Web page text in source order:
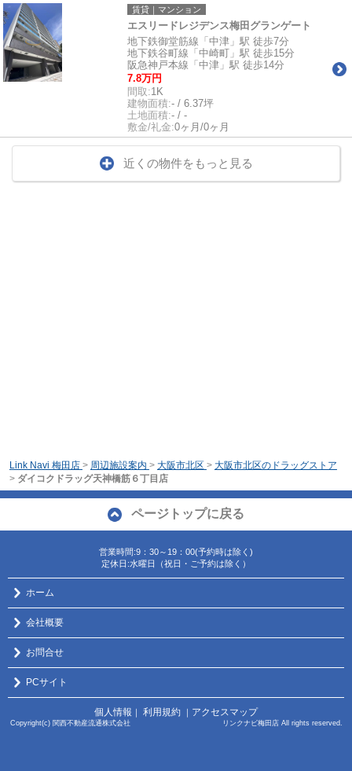
賃貸｜マンション
エスリードレジデンス梅田グランゲート
地下鉄御堂筋線「中津」駅 徒歩7分
地下鉄谷町線「中崎町」駅 徒歩15分
阪急神戸本線「中津」駅 徒歩14分
7.8万円
間取:1K
建物面積:- / 6.37坪
土地面積:- / -
敷金/礼金:0ヶ月/0ヶ月
近くの物件をもっと見る
Link Navi 梅田店 > 周辺施設案内 > 大阪市北区 > 大阪市北区のドラッグストア
> ダイコクドラッグ天神橋筋６丁目店
ページトップに戻る
営業時間:9：30～19：00(予約時は除く)
定休日:水曜日（祝日・ご予約は除く）
ホーム
会社概要
お問合せ
PCサイト
個人情報 ｜ 利用規約 ｜ アクセスマップ
Copyright(c) 関西不動産流通株式会社 リンクナビ梅田店 All rights reserved.